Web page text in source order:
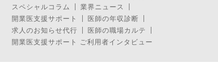
スペシャルコラム
業界ニュース
開業医支援サポート
医師の年収診断
求人のお知らせ代行
医師の職場カルテ
開業医支援サポート ご利用者インタビュー